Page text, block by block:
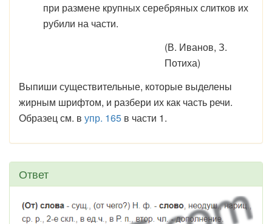
при размене крупных серебряных слитков их
рубили на части.
(В. Иванов, З.
Потиха)
Выпиши существительные, которые выделены
жирным шрифтом, и разбери их как часть речи.
Образец см. в упр. 165 в части 1.
Ответ